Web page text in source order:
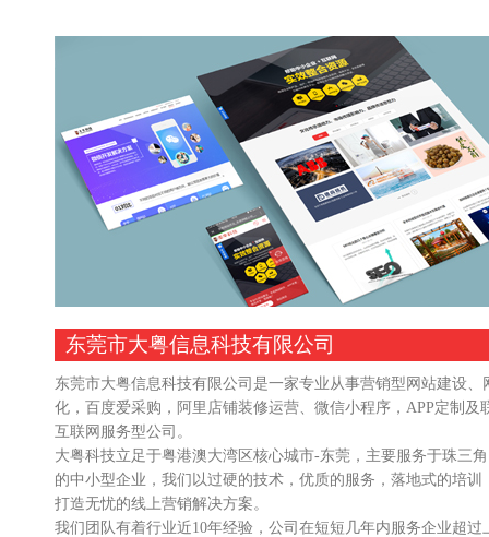
东莞市大粤信息科技有限公司
东莞市大粤信息科技有限公司是一家专业从事营销型网站建设、
化，百度爱采购，阿里店铺装修运营、微信小程序，APP定制及
互联网服务型公司。
大粤科技立足于粤港澳大湾区核心城市-东莞，主要服务于珠三
的中小型企业，我们以过硬的技术，优质的服务，落地式的培训
打造无忧的线上营销解决方案。
我们团队有着行业近10年经验，公司在短短几年内服务企业超过